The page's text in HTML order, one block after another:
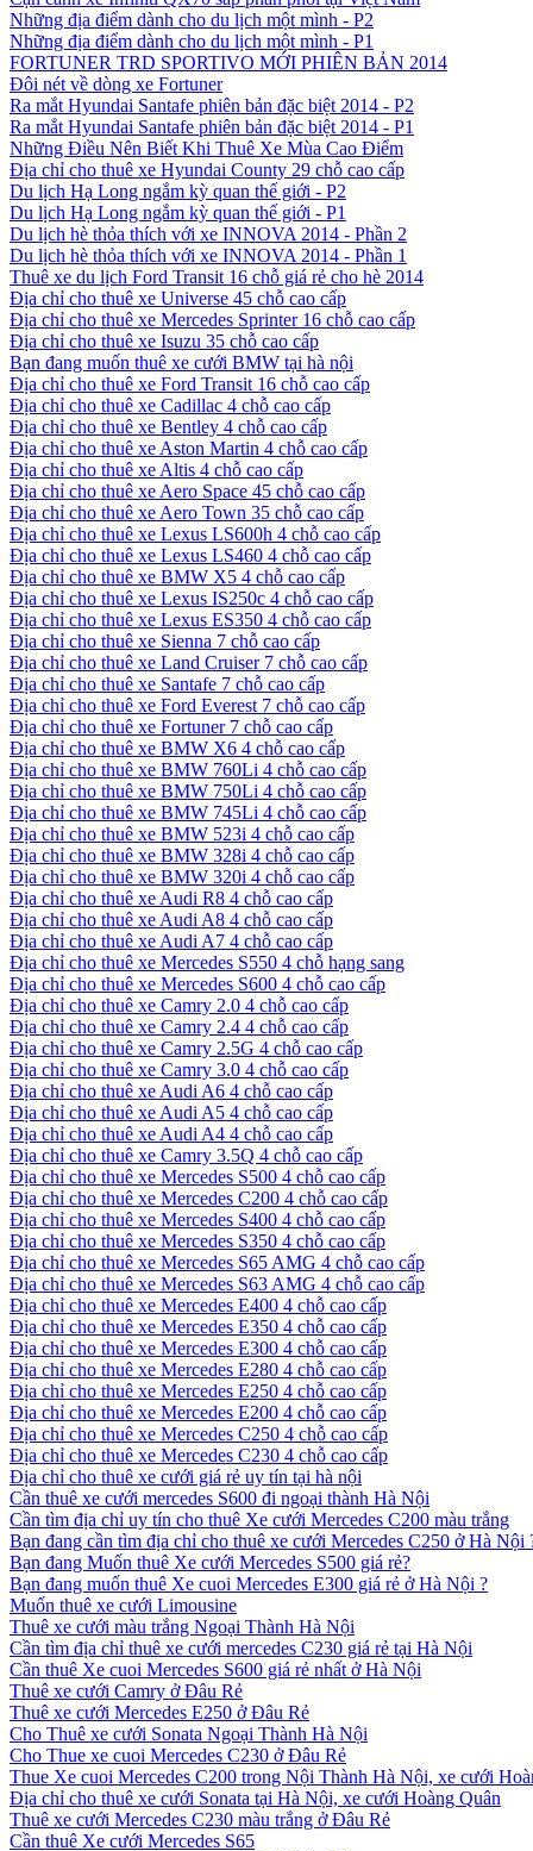
Những địa điểm dành cho du lịch một mình - P2
Những địa điểm dành cho du lịch một mình - P1
FORTUNER TRD SPORTIVO MỚI PHIÊN BẢN 2014
Đôi nét về dòng xe Fortuner
Ra mắt Hyundai Santafe phiên bản đặc biệt 2014 - P2
Ra mắt Hyundai Santafe phiên bản đặc biệt 2014 - P1
Những Điều Nên Biết Khi Thuê Xe Mùa Cao Điểm
Địa chỉ cho thuê xe Hyundai County 29 chỗ cao cấp
Du lịch Hạ Long ngắm kỳ quan thế giới - P2
Du lịch Hạ Long ngắm kỳ quan thế giới - P1
Du lịch hè thỏa thích với xe INNOVA 2014 - Phần 2
Du lịch hè thỏa thích với xe INNOVA 2014 - Phần 1
Thuê xe du lịch Ford Transit 16 chỗ giá rẻ cho hè 2014
Địa chỉ cho thuê xe Universe 45 chỗ cao cấp
Địa chỉ cho thuê xe Mercedes Sprinter 16 chỗ cao cấp
Địa chỉ cho thuê xe Isuzu 35 chỗ cao cấp
Bạn đang muốn thuê xe cưới BMW tại hà nội
Địa chỉ cho thuê xe Ford Transit 16 chỗ cao cấp
Địa chỉ cho thuê xe Cadillac 4 chỗ cao cấp
Địa chỉ cho thuê xe Bentley 4 chỗ cao cấp
Địa chỉ cho thuê xe Aston Martin 4 chỗ cao cấp
Địa chỉ cho thuê xe Altis 4 chỗ cao cấp
Địa chỉ cho thuê xe Aero Space 45 chỗ cao cấp
Địa chỉ cho thuê xe Aero Town 35 chỗ cao cấp
Địa chỉ cho thuê xe Lexus LS600h 4 chỗ cao cấp
Địa chỉ cho thuê xe Lexus LS460 4 chỗ cao cấp
Địa chỉ cho thuê xe BMW X5 4 chỗ cao cấp
Địa chỉ cho thuê xe Lexus IS250c 4 chỗ cao cấp
Địa chỉ cho thuê xe Lexus ES350 4 chỗ cao cấp
Địa chỉ cho thuê xe Sienna 7 chỗ cao cấp
Địa chỉ cho thuê xe Land Cruiser 7 chỗ cao cấp
Địa chỉ cho thuê xe Santafe 7 chỗ cao cấp
Địa chỉ cho thuê xe Ford Everest 7 chỗ cao cấp
Địa chỉ cho thuê xe Fortuner 7 chỗ cao cấp
Địa chỉ cho thuê xe BMW X6 4 chỗ cao cấp
Địa chỉ cho thuê xe BMW 760Li 4 chỗ cao cấp
Địa chỉ cho thuê xe BMW 750Li 4 chỗ cao cấp
Địa chỉ cho thuê xe BMW 745Li 4 chỗ cao cấp
Địa chỉ cho thuê xe BMW 523i 4 chỗ cao cấp
Địa chỉ cho thuê xe BMW 328i 4 chỗ cao cấp
Địa chỉ cho thuê xe BMW 320i 4 chỗ cao cấp
Địa chỉ cho thuê xe Audi R8 4 chỗ cao cấp
Địa chỉ cho thuê xe Audi A8 4 chỗ cao cấp
Địa chỉ cho thuê xe Audi A7 4 chỗ cao cấp
Địa chỉ cho thuê xe Mercedes S550 4 chỗ hạng sang
Địa chỉ cho thuê xe Mercedes S600 4 chỗ cao cấp
Địa chỉ cho thuê xe Camry 2.0 4 chỗ cao cấp
Địa chỉ cho thuê xe Camry 2.4 4 chỗ cao cấp
Địa chỉ cho thuê xe Camry 2.5G 4 chỗ cao cấp
Địa chỉ cho thuê xe Camry 3.0 4 chỗ cao cấp
Địa chỉ cho thuê xe Audi A6 4 chỗ cao cấp
Địa chỉ cho thuê xe Audi A5 4 chỗ cao cấp
Địa chỉ cho thuê xe Audi A4 4 chỗ cao cấp
Địa chỉ cho thuê xe Camry 3.5Q 4 chỗ cao cấp
Địa chỉ cho thuê xe Mercedes S500 4 chỗ cao cấp
Địa chỉ cho thuê xe Mercedes C200 4 chỗ cao cấp
Địa chỉ cho thuê xe Mercedes S400 4 chỗ cao cấp
Địa chỉ cho thuê xe Mercedes S350 4 chỗ cao cấp
Địa chỉ cho thuê xe Mercedes S65 AMG 4 chỗ cao cấp
Địa chỉ cho thuê xe Mercedes S63 AMG 4 chỗ cao cấp
Địa chỉ cho thuê xe Mercedes E400 4 chỗ cao cấp
Địa chỉ cho thuê xe Mercedes E350 4 chỗ cao cấp
Địa chỉ cho thuê xe Mercedes E300 4 chỗ cao cấp
Địa chỉ cho thuê xe Mercedes E280 4 chỗ cao cấp
Địa chỉ cho thuê xe Mercedes E250 4 chỗ cao cấp
Địa chỉ cho thuê xe Mercedes E200 4 chỗ cao cấp
Địa chỉ cho thuê xe Mercedes C250 4 chỗ cao cấp
Địa chỉ cho thuê xe Mercedes C230 4 chỗ cao cấp
Địa chỉ cho thuê xe cưới giá rẻ uy tín tại hà nội
Cần thuê xe cưới mercedes S600 đi ngoại thành Hà Nội
Cần tìm địa chỉ uy tín cho thuê Xe cưới Mercedes C200 màu trắng
Bạn đang cần tìm địa chỉ cho thuê xe cưới Mercedes C250 ở Hà Nội
Bạn đang Muốn thuê Xe cưới Mercedes S500 giá rẻ?
Bạn đang muốn thuê Xe cuoi Mercedes E300 giá rẻ ở Hà Nội ?
Muốn thuê xe cưới Limousine
Thuê xe cưới màu trắng Ngoại Thành Hà Nội
Cần tìm địa chỉ thuê xe cưới mercedes C230 giá rẻ tại Hà Nội
Cần thuê Xe cuoi Mercedes S600 giá rẻ nhất ở Hà Nội
Thuê xe cưới Camry ở Đâu Rẻ
Thuê xe cưới Mercedes E250 ở Đâu Rẻ
Cho Thuê xe cưới Sonata Ngoại Thành Hà Nội
Cho Thue xe cuoi Mercedes C230 ở Đâu Rẻ
Thue Xe cuoi Mercedes C200 trong Nội Thành Hà Nội, xe cưới
Địa chỉ cho thuê xe cưới Sonata tại Hà Nội, xe cưới Hoàng Quân
Thuê xe cưới Mercedes C230 màu trắng ở Đâu Rẻ
Cần thuê Xe cưới Mercedes S65